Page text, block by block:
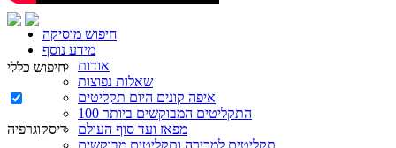
חיפוש מוסיקה
מידע נוסף
אודות
שאלות נפוצות
איפה קונים היום תקליטים
100 התקליטים המבוקשים ביותר
מפאז ועד סוף העולם
תקליטים למכירה ותקליטים מבוקשים
חיפוש כללי
דיסקוגרפיה